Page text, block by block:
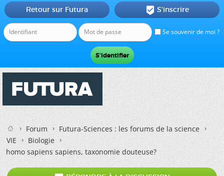
Se souvenir de moi ?
Retour sur Futura  S'inscrire
Forum
Futura-Sciences : les forums de la science
VIE
Biologie
homo sapiens sapiens, taxonomie douteuse?